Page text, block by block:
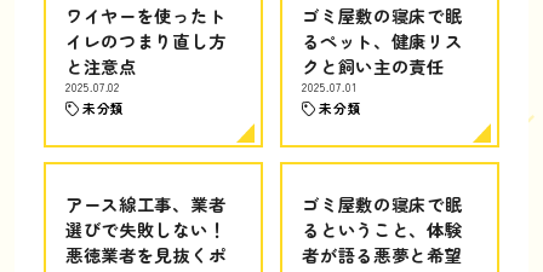
ワイヤーを使ったト
イレのつまり直し方
と注意点
2025.07.02
未分類
ゴミ屋敷の寝床で眠
るペット、健康リス
クと飼い主の責任
2025.07.01
未分類
アース線工事、業者
選びで失敗しない！
悪徳業者を見抜くポ
ゴミ屋敷の寝床で眠
るということ、体験
者が語る悪夢と希望